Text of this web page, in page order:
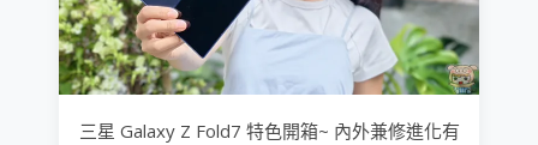
三星 Galaxy Z Fold7 特色開箱~ 內外兼修進化有